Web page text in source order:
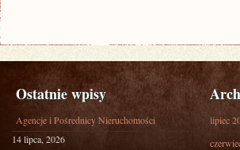
Ostatnie wpisy
Agencje i Pośrednicy Nieruchomości
14 lipca, 2026
lipiec